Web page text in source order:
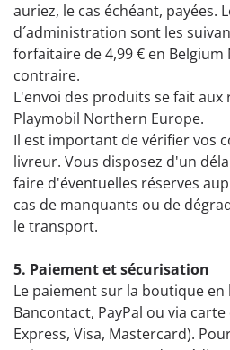
auriez, le cas échéant, payées.
d´administration sont les
forfaitaire de 4,99 € en Belgium
contraire.
L'envoi des produits se fait aux
Playmobil Northern Europe.
Il est important de vérifier vos
livreur. Vous disposez d'un
faire d'éventuelles réserves
cas de manquants ou de
le transport.
5. Paiement et sécurisation
Le paiement sur la boutique en
Bancontact, PayPal ou via
Express, Visa, Mastercard).